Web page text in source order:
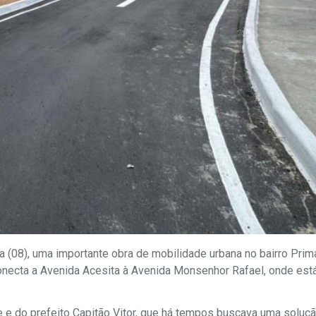
uma importante obra de mobilidade urbana no bairro
a Avenida Acesita à Avenida Monsenhor Rafael, onde
do prefeito Capitão Vitor, que há tempos buscava uma